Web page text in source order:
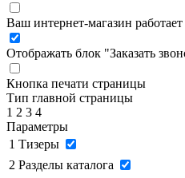
Ваш интернет-магазин
Отображать блок "Заказать
Кнопка печати страницы
Тип главной страницы
1 2 3 4
Параметры
1 Тизеры
2 Разделы каталога